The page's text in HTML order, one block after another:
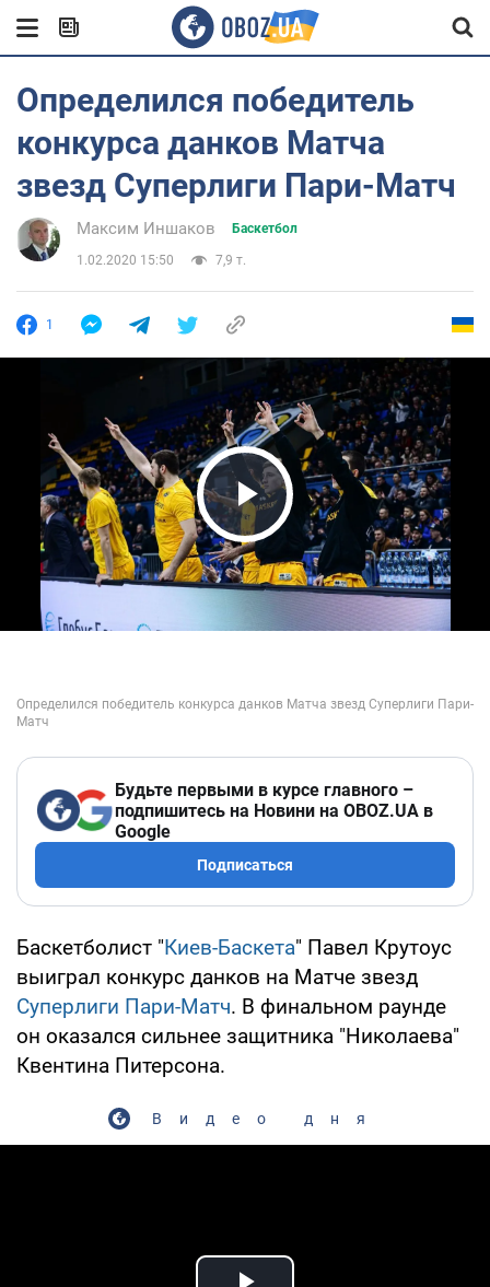
Определился победитель
конкурса данков Матча
звезд Суперлиги Пари-Матч
Максим Иншаков Баскетбол
1.02.2020 15:50 7,9 т.
1
Play Video
Будьте первыми в курсе главного –
подпишитесь на Новини на OBOZ.UA в
Google
Подписаться
Баскетболист "Киев-Баскета" Павел Крутоус
выиграл конкурс данков на Матче звезд
Суперлиги Пари-Матч. В финальном раунде
он оказался сильнее защитника "Николаева"
Квентина Питерсона.
Видео дня